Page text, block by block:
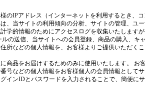
のIPアドレス（インターネットを利用するとき、
、当サイトの利用傾向の分析、サイトの管理、ユ
学的情報のためにアクセスログを収集いたします
の送信、当サイトへの会員登録、商品の購入、キ
所などの個人情報を、お客様よりご提供いただく
商品をお届けするためのみに使用いたします。 お
号などの個人情報をお客様個人の会員情報として
インIDとパスワードを入力されることで、簡便に